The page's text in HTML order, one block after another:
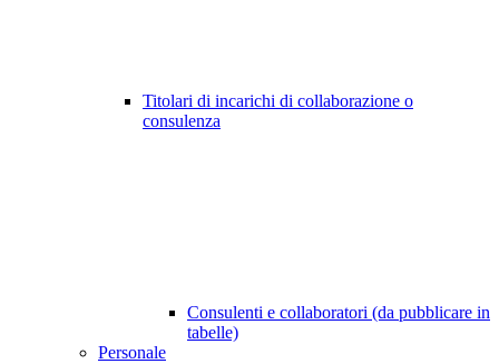
Titolari di incarichi di collaborazione o
consulenza
Consulenti e collaboratori (da pubblicare in
tabelle)
Personale